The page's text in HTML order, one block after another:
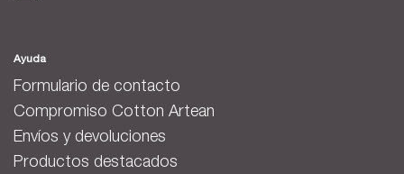
Ayuda
Formulario de contacto
Compromiso Cotton Artean
Envíos y devoluciones
Productos destacados